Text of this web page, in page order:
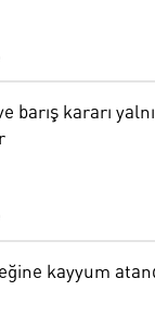
barış kararı
kayyum